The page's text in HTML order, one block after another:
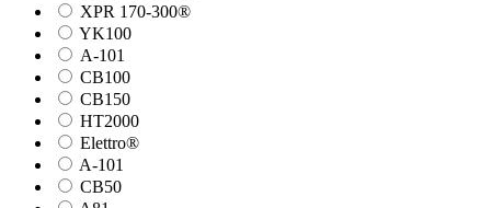
XPR 170-300®
YK100
А-101
СВ100
СВ150
HT2000
Elettro®
A-101
СВ50